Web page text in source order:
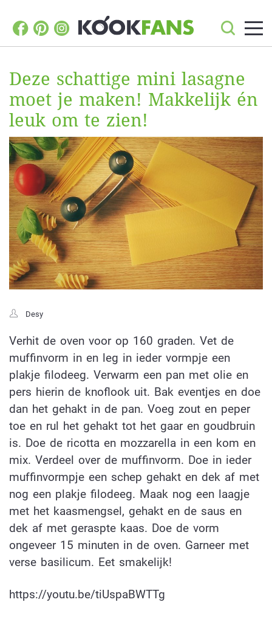
Deze schattige mini lasagne
moet je maken! Makkelijk én
leuk om te zien!
Desy
Verhit de oven voor op 160 graden. Vet de
muffinvorm in en leg in ieder vormpje een
plakje filodeeg. Verwarm een pan met olie en
pers hierin de knoflook uit. Bak eventjes en doe
dan het gehakt in de pan. Voeg zout en peper
toe en rul het gehakt tot het gaar en goudbruin
is. Doe de ricotta en mozzarella in een kom en
mix. Verdeel over de muffinvorm. Doe in ieder
muffinvormpje een schep gehakt en dek af met
nog een plakje filodeeg. Maak nog een laagje
met het kaasmengsel, gehakt en de saus en
dek af met geraspte kaas. Doe de vorm
ongeveer 15 minuten in de oven. Garneer met
verse basilicum. Eet smakelijk!
https://youtu.be/tiUspaBWTTg